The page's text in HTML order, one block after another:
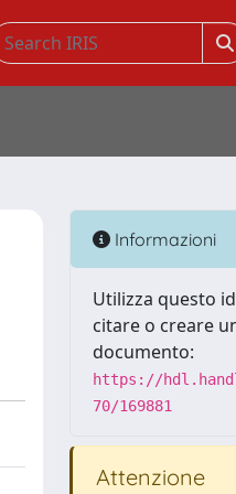
Informazioni
Utilizza questo
citare o creare
documento:
https://
70/169881
Attenzione